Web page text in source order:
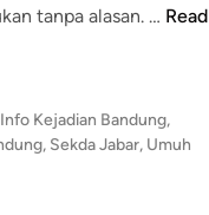
tanpa alasan. … M
a
p
Read
Info Kejadian Bandung,
, Sekda Jabar, Umuh